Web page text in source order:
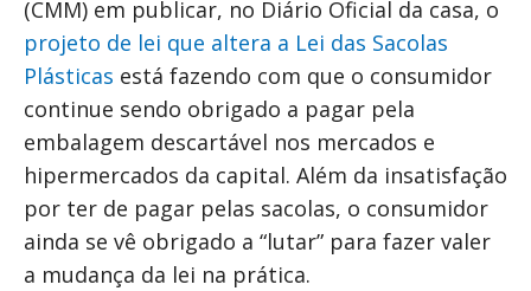
(CMM) em publicar, no Diário Oficial da casa, o
projeto de lei que altera a Lei das Sacolas
Plásticas está fazendo com que o consumidor
continue sendo obrigado a pagar pela
embalagem descartável nos mercados e
hipermercados da capital. Além da insatisfação
por ter de pagar pelas sacolas, o consumidor
ainda se vê obrigado a “lutar” para fazer valer
a mudança da lei na prática.